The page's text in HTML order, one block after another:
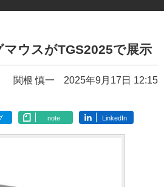
ウスがTGS2025で展示
関根 慎一 2025年9月17日 12:15
note LinkedIn